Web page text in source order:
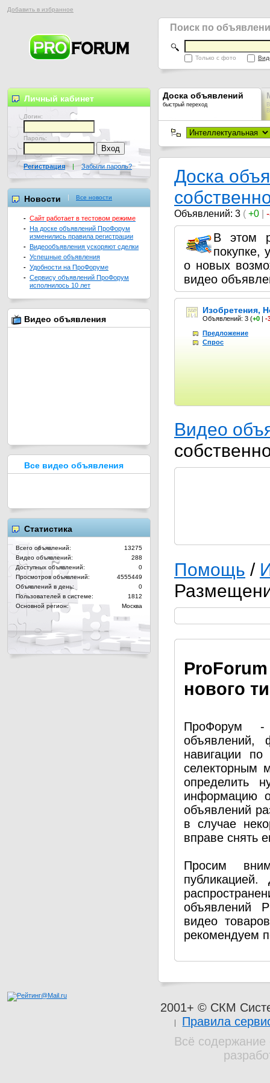
Добавить в избранное
Поиск по
Только с фото
Доска объявлений
быстрый переход
Доска
Объявлений: 3 ( +0 |
В этом
покупке,
о новых
видео
Изобретения,
Объявлений: 3 (+0 | -
Предложение
Спрос
Видео
Помощь /
Pro
нового
ПроФорум -
объявлений,
навигации по
селекторным
определить
информацию
объявлений
в случае
вправе снять
Просим
объявлений
видео
рекомендуем
Личный кабинет
Логин:
Пароль:
Регистрация | Забыли пароль?
Новости Все новости
- Сайт работает в тестовом режиме
- На доске объявлений ПроФорум
изменились правила регистрации
- Видеообъявления ускоряют сделки
- Успешные объявления
- Удобности на ПроФоруме
- Сервису объявлений ПроФорум
исполнилось 10 лет
Видео объявления
Все видео объявления
Статистика
Всего объявлений:
13275
Видео объявлений:
288
Доступных объявлений:
0
Просмотров объявлений:
4555449
Объявлений в день:
0
Пользователей в системе:
1812
Основной регион:
Москва
2001+ © СКМ
Правила
Всё содержание